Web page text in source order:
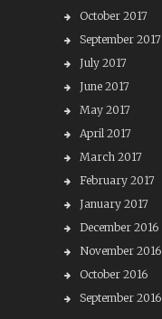
October 2017
September 2017
July 2017
June 2017
May 2017
April 2017
March 2017
February 2017
January 2017
December 2016
November 2016
October 2016
September 2016